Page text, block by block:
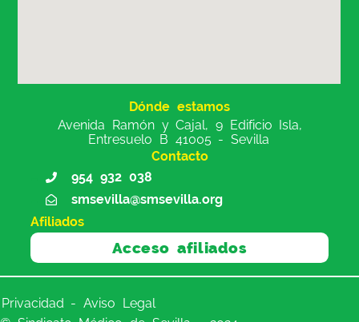
Dónde estamos
Avenida Ramón y Cajal, 9 Edificio Isla,
Entresuelo B 41005 - Sevilla
Contacto
954 932 038
smsevilla@smsevilla.org
Afiliados
Acceso afiliados
Privacidad - Aviso Legal